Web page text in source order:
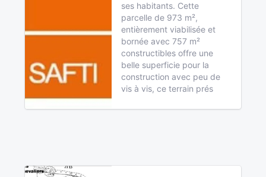
ses habitants. Cette
parcelle de 973 m²,
entièrement viabilisée et
bornée avec 757 m²
constructibles offre une
belle superficie pour la
construction avec peu de
vis à vis, ce terrain prés